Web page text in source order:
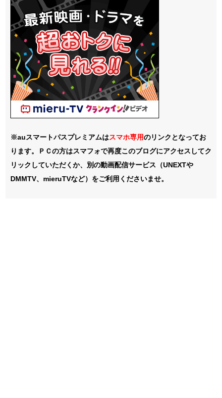
※auスマートパスプレミアムはスマホ専用のリンクとなってお
ります。ＰＣの方はスマフォで再度このブログにアクセスしてク
リックしていただくか、別の動画配信サービス（UNEXTや
DMMTV、mieruTVなど）をご利用くださいませ。